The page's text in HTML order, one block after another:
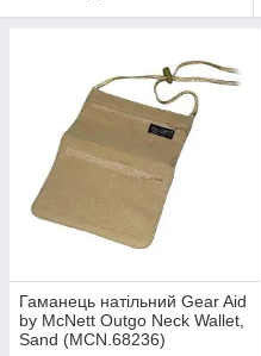
Гаманець натільний Gear Aid
by McNett Outgo Neck Wallet,
Sand (MCN.68236)